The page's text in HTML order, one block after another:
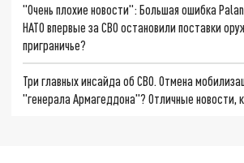
"Очень плохие новости": Большая ошибка
НАТО впервые за СВО остановили поставки
приграничье?
Три главных инсайда об СВО. Отмена
"генерала Армагеддона"? Отличные новости,